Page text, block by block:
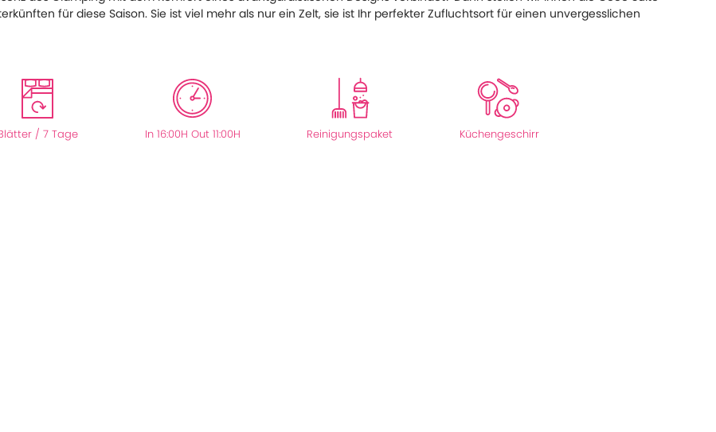
für diese Saison. Sie ist viel mehr als nur ein Zelt, sie ist Ihr perfekter Zufluchtsort für einen unvergesslichen
/ 7 Tage In 16:00H Out 11:00H Reinigungspaket Küchengeschirr